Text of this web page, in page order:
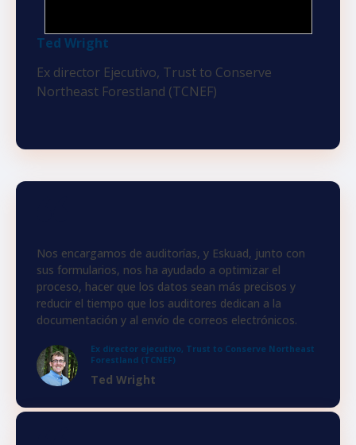
Ted Wright
Ex director Ejecutivo, Trust to Conserve
Northeast Forestland (TCNEF)
Nos encargamos de auditorías, y Eskuad, junto con
sus formularios, nos ha ayudado a optimizar el
proceso, hacer que los datos sean más precisos y
reducir el tiempo que los auditores dedican a la
documentación y al envío de correos electrónicos.
Ex director ejecutivo, Trust to Conserve Northeast
Forestland (TCNEF)
Ted Wright